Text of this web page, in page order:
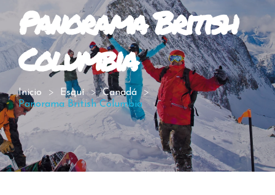
Panorama British
Columbia
Inicio Esquí
Canadá
Panorama British Columbia